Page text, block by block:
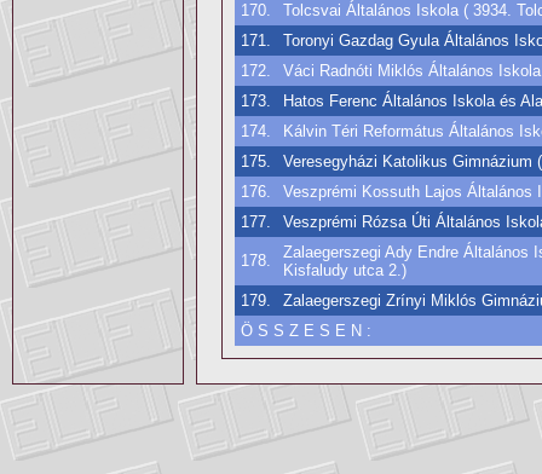
170.
Tolcsvai Általános Iskola ( 3934.
171.
Toronyi Gazdag Gyula Általános
172.
Váci Radnóti Miklós Általános
173.
Hatos Ferenc Általános Iskola és
174.
Kálvin Téri Református Általános
175.
Veresegyházi Katolikus Gimnázium
176.
Veszprémi Kossuth Lajos Általános
177.
Veszprémi Rózsa Úti Általános
178.
Zalaegerszegi Ady Endre Általános
Kisfaludy utca 2.)
179.
Zalaegerszegi Zrínyi Miklós
Ö S S Z E S E N :